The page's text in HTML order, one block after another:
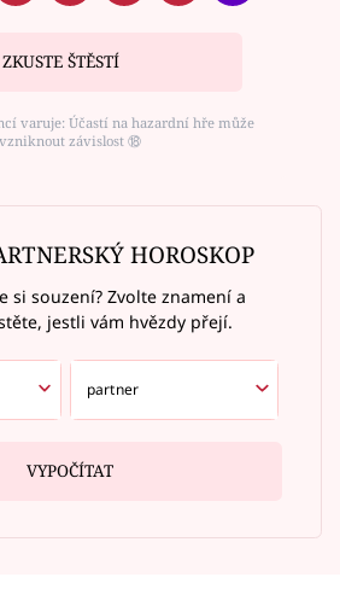
ZKUSTE ŠTĚSTÍ
varuje: Účastí na hazardní hře může
vzniknout závislost ⑱
HOROSKOP
si souzení? Zvolte znamení a
jestli vám hvězdy přejí.
VYPOČÍTAT